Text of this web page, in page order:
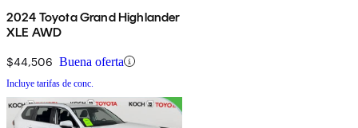
2024 Toyota Grand Highlander
XLE AWD
$44,506 Buena oferta
Incluye tarifas de conc.